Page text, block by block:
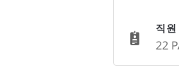
직원
22